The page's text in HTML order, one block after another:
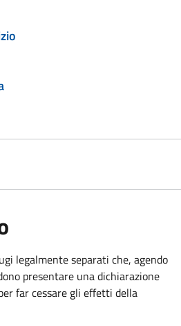
legalmente separati che, agendo
presentare una dichiarazione
far cessare gli effetti della